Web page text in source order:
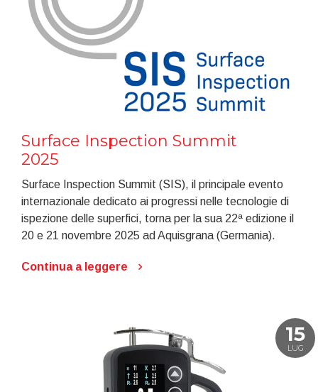
Surface Inspection Summit
2025
Surface Inspection Summit (SIS), il principale evento
internazionale dedicato ai progressi nelle tecnologie di
ispezione delle superfici, torna per la sua 22ª edizione il
20 e 21 novembre 2025 ad Aquisgrana (Germania).
Continua a leggere
15
LUG